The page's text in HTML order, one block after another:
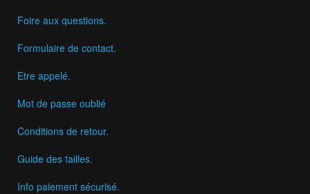
Foire aux questions.
Formulaire de contact.
Etre appelé.
Mot de passe oublié
Conditions de retour.
Guide des tailles.
Info paiement sécurisé.